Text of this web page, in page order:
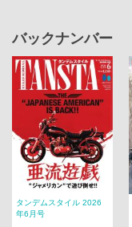
バックナンバー
タンデムスタイル 2026
年6月号